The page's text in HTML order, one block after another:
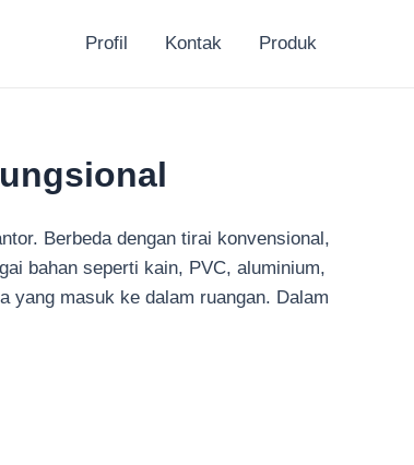
Profil Kontak Produk
Berbeda dengan tirai konvensional,
bahan seperti kain, PVC, aluminium,
yang masuk ke dalam ruangan. Dalam